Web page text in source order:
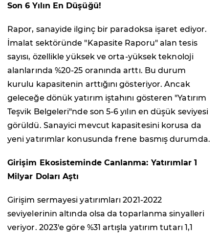
Son 6 Yılın En Düşüğü!
Rapor, sanayide ilginç bir paradoksa işaret ediyor.
İmalat sektöründe "Kapasite Raporu" alan tesis
sayısı, özellikle yüksek ve orta-yüksek teknoloji
alanlarında %20-25 oranında arttı. Bu durum
kurulu kapasitenin arttığını gösteriyor. Ancak
geleceğe dönük yatırım iştahını gösteren "Yatırım
Teşvik Belgeleri"nde son 5-6 yılın en düşük seviyesi
görüldü. Sanayici mevcut kapasitesini korusa da
yeni yatırımlar konusunda frene basmış durumda.
Girişim Ekosisteminde Canlanma: Yatırımlar 1
Milyar Doları Aştı
Girişim sermayesi yatırımları 2021-2022
seviyelerinin altında olsa da toparlanma sinyalleri
veriyor. 2023'e göre %31 artışla yatırım tutarı 1,1